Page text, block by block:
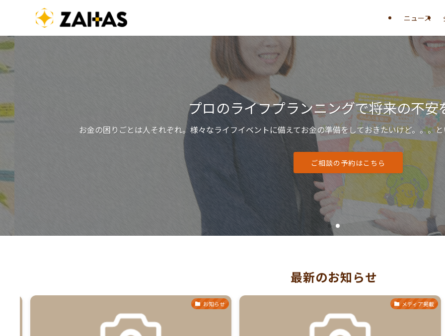
ニュース
プロのライフプランニングで将来の不安を
お金の困りごとは人それぞれ。様々なライフイベントに備えてお金の準備をしておきたいけど。。。とい
ご相談の予約はこちら
最新のお知らせ
お知らせ メディア掲載